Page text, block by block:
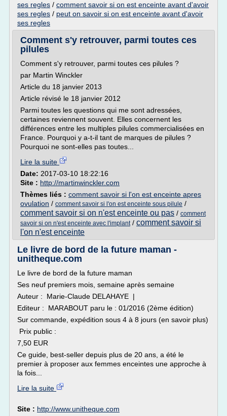
ses regles / comment savoir si on est enceinte avant d'avoir
ses regles / peut on savoir si on est enceinte avant d'avoir
ses regles
Comment s'y retrouver, parmi toutes ces
pilules
Comment s'y retrouver, parmi toutes ces pilules ?
par Martin Winckler
Article du 18 janvier 2013
Article révisé le 18 janvier 2012
Parmi toutes les questions qui me sont adressées,
certaines reviennent souvent. Elles concernent les
différences entre les multiples pilules commercialisées en
France. Pourquoi y a-t-il tant de marques de pilules ?
Pourquoi ne sont-elles pas toutes...
Lire la suite
Date: 2017-03-10 18:22:16
Site : http://martinwinckler.com
Thèmes liés : comment savoir si l'on est enceinte apres
ovulation / comment savoir si l'on est enceinte sous pilule /
comment savoir si on n'est enceinte ou pas / comment
savoir si on n'est enceinte avec l'implant/ comment savoir si
l'on n'est enceinte
Le livre de bord de la future maman -
unitheque.com
Le livre de bord de la future maman
Ses neuf premiers mois, semaine après semaine
Auteur : Marie-Claude DELAHAYE |
Editeur : MARABOUT paru le : 01/2016 (2ème édition)
Sur commande, expédition sous 4 à 8 jours (en savoir plus)
Prix public :
7,50 EUR
Ce guide, best-seller depuis plus de 20 ans, a été le
premier à proposer aux femmes enceintes une approche à
la fois...
Lire la suite
Site : http://www.unitheque.com